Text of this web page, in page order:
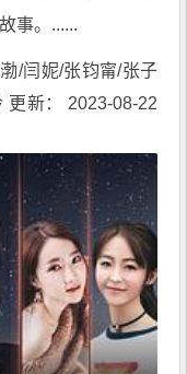
事。......
/闫妮/张钧甯/张子
更新： 2023-08-22